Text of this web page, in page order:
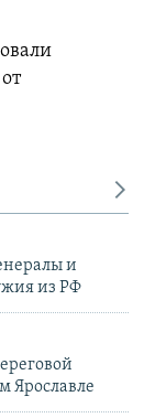
и
из РФ
Ярославле